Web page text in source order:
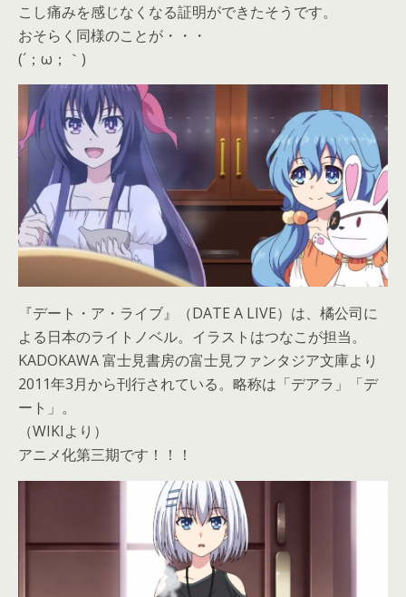
こし痛みを感じなくなる証明ができたそうです。
おそらく同様のことが・・・
(´；ω；｀)
『デート・ア・ライブ』（DATE A LIVE）は、橘公司に
よる日本のライトノベル。イラストはつなこが担当。
KADOKAWA 富士見書房の富士見ファンタジア文庫より
2011年3月から刊行されている。略称は「デアラ」「デ
ート」。
（WIKIより）
アニメ化第三期です！！！